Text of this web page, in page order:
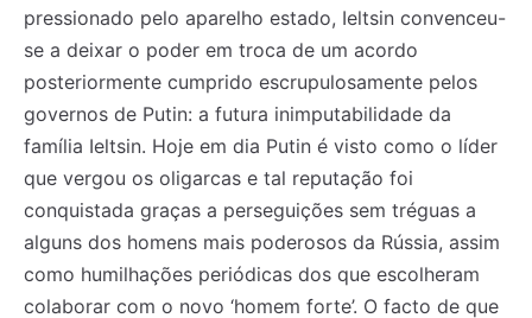
pressionado pelo aparelho estado, Ieltsin convenceu-
se a deixar o poder em troca de um acordo
posteriormente cumprido escrupulosamente pelos
governos de Putin: a futura inimputabilidade da
família Ieltsin. Hoje em dia Putin é visto como o líder
que vergou os oligarcas e tal reputação foi
conquistada graças a perseguições sem tréguas a
alguns dos homens mais poderosos da Rússia, assim
como humilhações periódicas dos que escolheram
colaborar com o novo ‘homem forte’. O facto de que